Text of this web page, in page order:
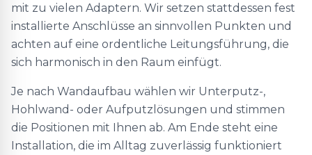
mit zu vielen Adaptern. Wir setzen stattdessen fest
installierte Anschlüsse an sinnvollen Punkten und
achten auf eine ordentliche Leitungsführung, die
sich harmonisch in den Raum einfügt.
Je nach Wandaufbau wählen wir Unterputz-,
Hohlwand- oder Aufputzlösungen und stimmen
die Positionen mit Ihnen ab. Am Ende steht eine
Installation, die im Alltag zuverlässig funktioniert